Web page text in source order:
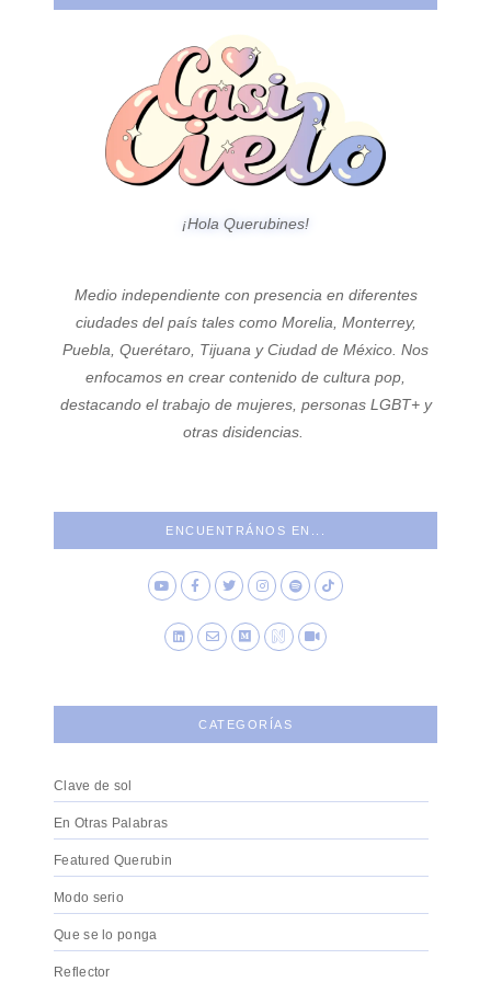
¡Hola Querubines!
Medio independiente con presencia en diferentes
ciudades del país tales como Morelia, Monterrey,
Puebla, Querétaro, Tijuana y Ciudad de México. Nos
enfocamos en crear contenido de cultura pop,
destacando el trabajo de mujeres, personas LGBT+ y
otras disidencias.
ENCUENTRÁNOS EN...
CATEGORÍAS
Clave de sol
En Otras Palabras
Featured Querubin
Modo serio
Que se lo ponga
Reflector